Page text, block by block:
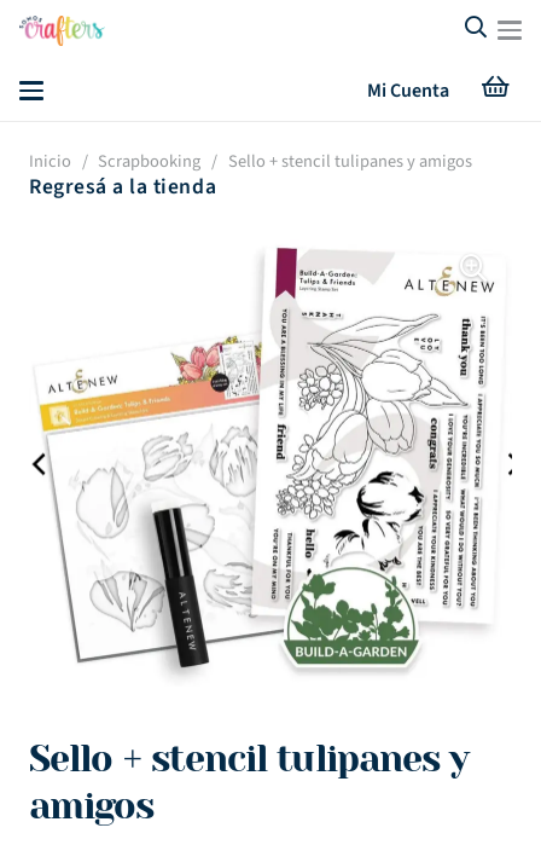
Mi Cuenta
Inicio / Scrapbooking / Sello + stencil tulipanes y amigos
Regresá a la tienda
Sello + stencil tulipanes y
amigos